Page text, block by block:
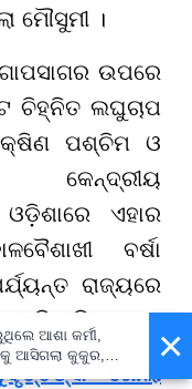
ମୌସୁମୀ ।
ଉପରେ
ଚିହ୍ନିତ ଲଘୁଚାପ
ପଶ୍ଚିମ ଓ
କେନ୍ଦ୍ରୀୟ
ଏହାର
ବର୍ଷା
ରାଜ୍ୟରେ
ରହିବ ।
ଖୋଲା
×
ଆଶା କର୍ମୀ,
ଆସିଗଲା କୁକୁର,